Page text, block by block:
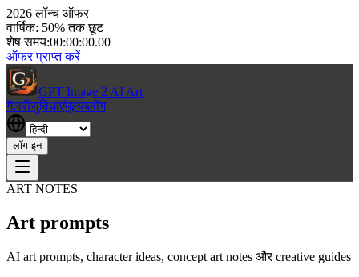
2026 लॉन्च ऑफर
वार्षिक: 50% तक छूट
शेष समय:00:00:00.00
ऑफर प्राप्त करें
GPT Image 2 AI Art
गैलरीसुविधाएंमूल्यब्लॉग
लॉग इन
ART NOTES
Art prompts
AI art prompts, character ideas, concept art notes और creative guides